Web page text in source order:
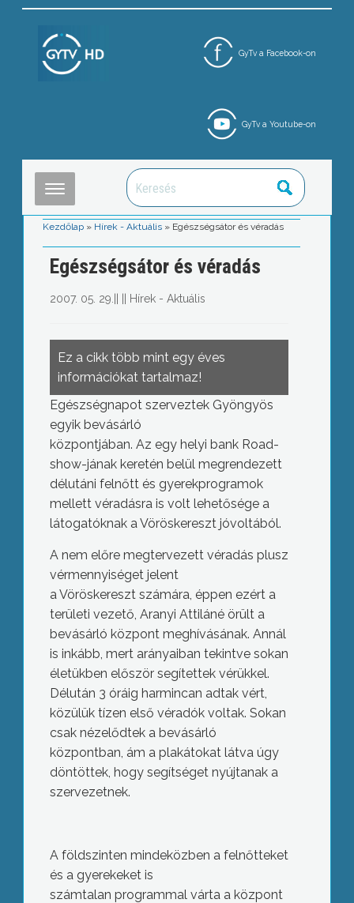
GyTv a Facebook-on
GyTv a Youtube-on
Kezdőlap » Hírek - Aktuális » Egészségsátor és véradás
Egészségsátor és véradás
2007. 05. 29. Hírek - Aktuális
Ez a cikk több mint egy éves
információkat tartalmaz!
Egészségnapot szerveztek Gyöngyös
egyik bevásárló
központjában. Az egy helyi bank Road-
show-jának keretén belül megrendezett
délutáni felnőtt és gyerekprogramok
mellett véradásra is volt lehetősége a
látogatóknak a Vöröskereszt jóvoltából.
A nem előre megtervezett véradás plusz
vérmennyiséget jelent
a Vöröskereszt számára, éppen ezért a
területi vezető, Aranyi Attiláné örült a
bevásárló központ meghívásának. Annál
is inkább, mert arányaiban tekintve sokan
életükben először segítettek vérükkel.
Délután 3 óráig harmincan adtak vért,
közülük tízen első véradók voltak. Sokan
csak nézelődtek a bevásárló
központban, ám a plakátokat látva úgy
döntöttek, hogy segítséget nyújtanak a
szervezetnek.
A földszinten mindeközben a felnőtteket
és a gyerekeket is
számtalan programmal várta a központ